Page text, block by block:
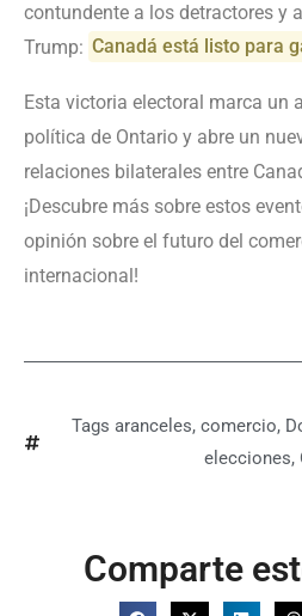
contundente a los detractores y
Trump: Canadá está listo para
Esta victoria electoral marca un
política de Ontario y abre un
relaciones bilaterales entre
¡Descubre más sobre estos
opinión sobre el futuro del
internacional!
Tags aranceles, comercio,
elecciones,
Comparte